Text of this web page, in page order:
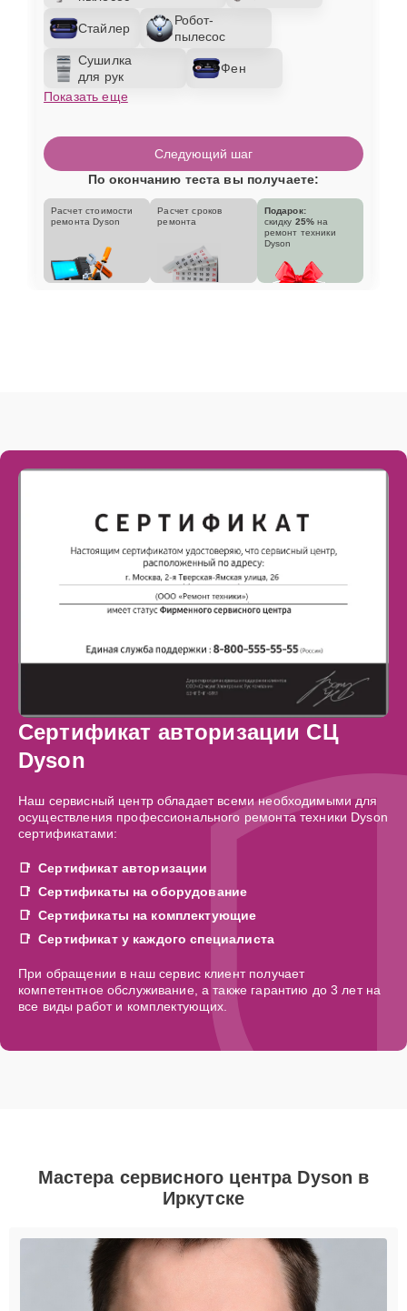
Стайлер
Робот-
пылесос
Сушилка
для рук
Фен
Показать еще
Следующий шаг
По окончанию теста вы получаете:
Расчет стоимости
ремонта Dyson
Расчет сроков
ремонта
Подарок:
скидку 25% на
ремонт техники
Dyson
Сертификат авторизации СЦ
Dyson
Наш сервисный центр обладает всеми необходимыми для
осуществления профессионального ремонта техники Dyson
сертификатами:
Сертификат авторизации
Сертификаты на оборудование
Сертификаты на комплектующие
Сертификат у каждого специалиста
При обращении в наш сервис клиент получает
компетентное обслуживание, а также гарантию до 3 лет на
все виды работ и комплектующих.
Мастера сервисного центра Dyson в
Иркутске